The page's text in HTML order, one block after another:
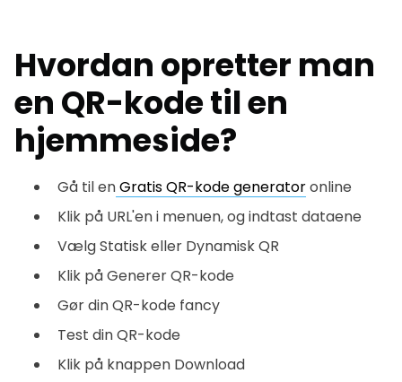
Hvordan opretter man
en QR-kode til en
hjemmeside?
Gå til enGratis QR-kode generatoronline
Klik på URL'en i menuen, og indtast dataene
Vælg Statisk eller Dynamisk QR
Klik på Generer QR-kode
Gør din QR-kode fancy
Test din QR-kode
Klik på knappen Download